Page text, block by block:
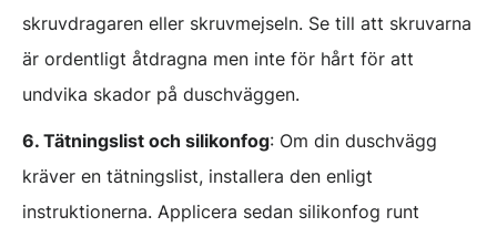
skruvdragaren eller skruvmejseln. Se till att skruvarna
är ordentligt åtdragna men inte för hårt för att
undvika skador på duschväggen.
6. Tätningslist och silikonfog: Om din duschvägg
kräver en tätningslist, installera den enligt
instruktionerna. Applicera sedan silikonfog runt